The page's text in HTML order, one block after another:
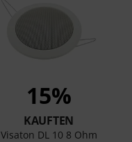
15%
KAUFTEN
Visaton DL 10 8 Ohm